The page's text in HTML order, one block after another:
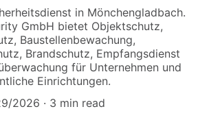
in Mönchengladbach.
GmbH bietet Objektschutz,
Baustellenbewachung,
Brandschutz, Empfangsdienst
für Unternehmen und
Einrichtungen.
2026
3 min read